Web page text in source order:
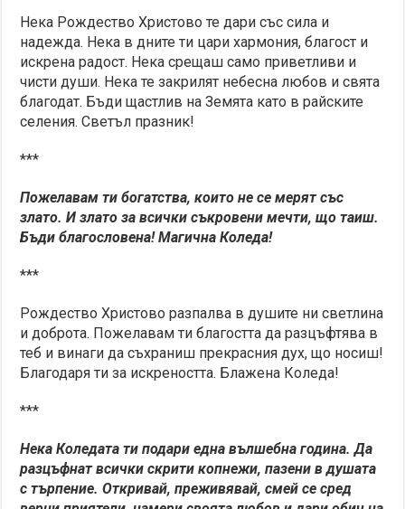
Нека Рождество Христово те дари със сила и
надежда. Нека в дните ти цари хармония, благост и
искрена радост. Нека срещаш само приветливи и
чисти души. Нека те закрилят небесна любов и святa
благодат. Бъди щастлив на Земята като в райските
селения. Светъл празник!
***
Пожелавам ти богатства, които не се мерят със
злато. И злато за всички съкровени мечти, що таиш.
Бъди благословена! Магична Коледа!
***
Рождество Христово разпалва в душите ни светлина
и доброта. Пожелавам ти благостта да разцъфтява в
теб и винаги да съхраниш прекрасния дух, що носиш!
Благодаря ти за искреността. Блажена Коледа!
***
Нека Коледата ти подари една вълшебна година. Да
разцъфнат всички скрити копнежи, пазени в душата
с търпение. Откривай, преживявай, смей се сред